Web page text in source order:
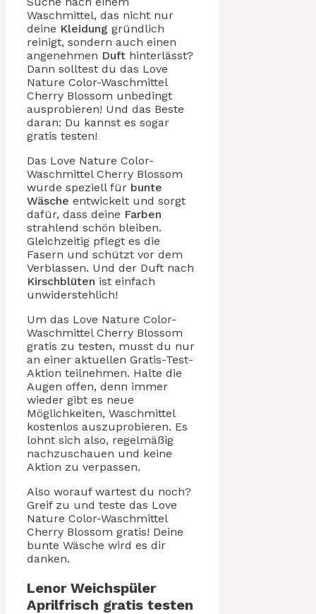
Waschmittel, das nicht nur
deine Kleidung gründlich
reinigt, sondern auch einen
angenehmen Duft hinterlässt?
Dann solltest du das Love
Nature Color-Waschmittel
Cherry Blossom unbedingt
ausprobieren! Und das Beste
daran: Du kannst es sogar
gratis testen!
Das Love Nature Color-
Waschmittel Cherry Blossom
wurde speziell für bunte
Wäsche entwickelt und sorgt
dafür, dass deine Farben
strahlend schön bleiben.
Gleichzeitig pflegt es die
Fasern und schützt vor dem
Verblassen. Und der Duft nach
Kirschblüten ist einfach
unwiderstehlich!
Um das Love Nature Color-
Waschmittel Cherry Blossom
gratis zu testen, musst du nur
an einer aktuellen Gratis-Test-
Aktion teilnehmen. Halte die
Augen offen, denn immer
wieder gibt es neue
Möglichkeiten, Waschmittel
kostenlos auszuprobieren. Es
lohnt sich also, regelmäßig
nachzuschauen und keine
Aktion zu verpassen.
Also worauf wartest du noch?
Greif zu und teste das Love
Nature Color-Waschmittel
Cherry Blossom gratis! Deine
bunte Wäsche wird es dir
danken.
Lenor Weichspüler
Aprilfrisch gratis testen